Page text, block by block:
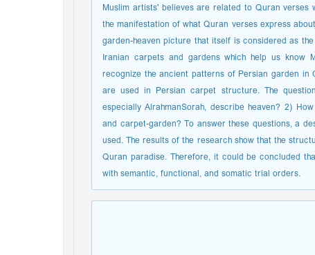
Muslim artists' believes are related to Quran
the manifestation of what Quran verses express
garden-heaven picture that itself is considered as
Iranian carpets and gardens which help us
recognize the ancient patterns of Persian garden in
are used in Persian carpet structure. The
especially AlrahmanSorah, describe heaven? 2)
and carpet-garden? To answer these questions, a
used. The results of the research show that the
Quran paradise. Therefore, it could be concluded
with semantic, functional, and somatic trial orders.